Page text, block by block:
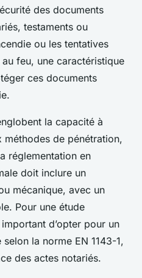
des documents
testaments ou
ou les tentatives
feu, une caractéristique
ces documents
la capacité à
méthodes de pénétration,
réglementation en
doit inclure un
mécanique, avec un
Pour une étude
d’opter pour un
la norme EN 1143-1,
des actes notariés.